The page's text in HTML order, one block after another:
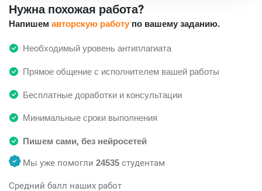
Нужна похожая работа?
Напишем авторскую работу по вашему заданию.
Необходимый уровень антиплагиата
Прямое общение с исполнителем вашей работы
Бесплатные доработки и консультации
Минимальные сроки выполнения
Пишем сами, без нейросетей
Мы уже помогли 24535 студентам
Средний балл наших работ